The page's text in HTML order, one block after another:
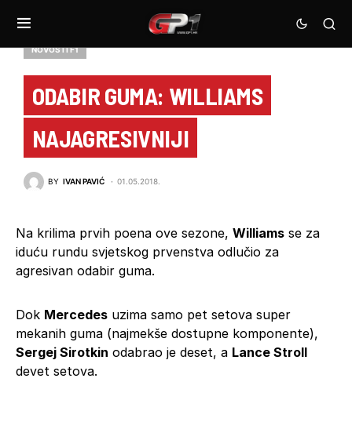
NOVOSTI F1
ODABIR GUMA: WILLIAMS
NAJAGRESIVNIJI
BY IVAN PAVIĆ 01.05.2018.
Na krilima prvih poena ove sezone, Williams se za
iduću rundu svjetskog prvenstva odlučio za
agresivan odabir guma.
Dok Mercedes uzima samo pet setova super
mekanih guma (najmekše dostupne komponente),
Sergej Sirotkin odabrao je deset, a Lance Stroll
devet setova.